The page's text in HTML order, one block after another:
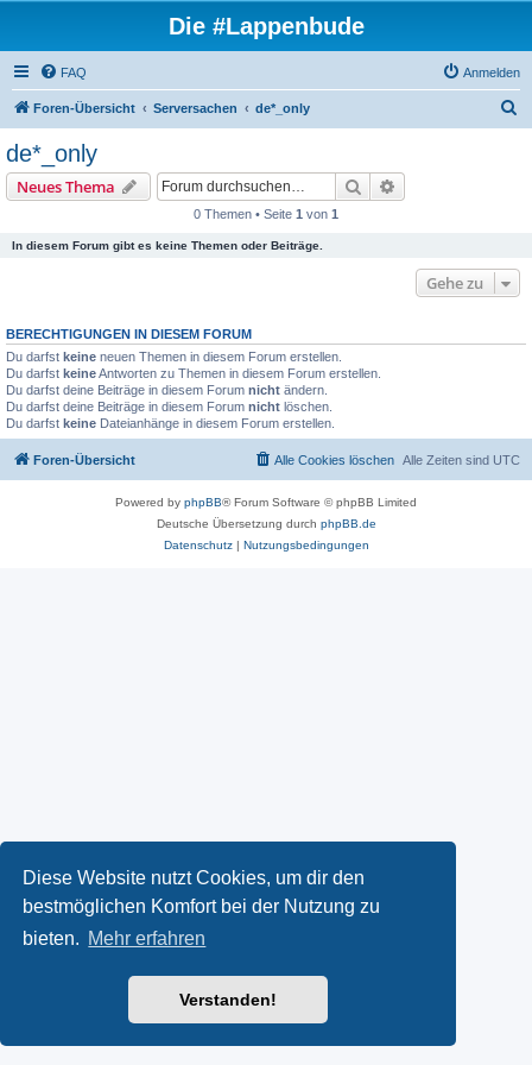
Diese Website nutzt Cookies, um dir den
bestmöglichen Komfort bei der Nutzung zu
bieten. Mehr erfahren
Verstanden!
Die #Lappenbude
FAQ Anmelden
Foren-Übersicht Serversachen de*_only
de*_only
Neues Thema Suche
0 Themen • Seite 1 von 1
In diesem Forum gibt es keine Themen oder Beiträge.
Gehe zu
BERECHTIGUNGEN IN DIESEM FORUM
Du darfst keine neuen Themen in diesem Forum erstellen.
Du darfst keineAntworten zu Themen in diesem Forum erstellen.
Du darfst deine Beiträge in diesem Forum nicht ändern.
Du darfst deine Beiträge in diesem Forum nicht löschen.
Du darfst keine Dateianhänge in diesem Forum erstellen.
Foren-Übersicht Alle Zeiten sind UTC
Alle Cookies löschen
Powered by phpBB® Forum Software © phpBB Limited
Deutsche Übersetzung durch phpBB.de
Datenschutz| Nutzungsbedingungen